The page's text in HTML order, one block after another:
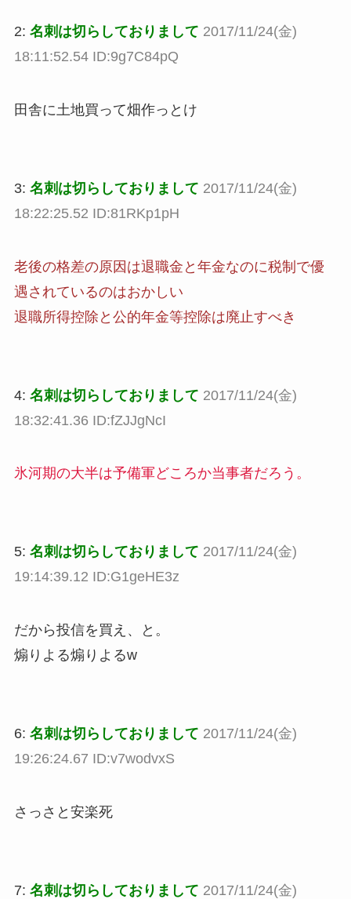
2: 名刺は切らしておりまして 2017/11/24(金)
18:11:52.54 ID:9g7C84pQ
田舎に土地買って畑作っとけ
3: 名刺は切らしておりまして 2017/11/24(金)
18:22:25.52 ID:81RKp1pH
老後の格差の原因は退職金と年金なのに税制で優
遇されているのはおかしい
退職所得控除と公的年金等控除は廃止すべき
4: 名刺は切らしておりまして 2017/11/24(金)
18:32:41.36 ID:fZJJgNcI
氷河期の大半は予備軍どころか当事者だろう。
5: 名刺は切らしておりまして 2017/11/24(金)
19:14:39.12 ID:G1geHE3z
だから投信を買え、と。
煽りよる煽りよるw
6: 名刺は切らしておりまして 2017/11/24(金)
19:26:24.67 ID:v7wodvxS
さっさと安楽死
7: 名刺は切らしておりまして 2017/11/24(金)